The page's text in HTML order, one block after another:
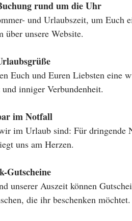
rund um die Uhr
und Urlaubszeit, um Euch
über unsere Website.
Euch und Euren Liebsten eine
inniger Verbundenheit.
im Notfall
im Urlaub sind: Für dringende
uns am Herzen.
Gutscheine
unserer Auszeit können
die ihr beschenken möchtet.